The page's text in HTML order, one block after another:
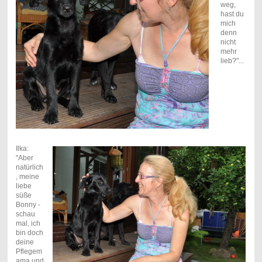
weg,
hast du
mich
denn
nicht
mehr
lieb?"...
Ilka:
"Aber
natürlich
, meine
liebe
süße
Bonny -
schau
mal, ich
bin doch
deine
Pflegem